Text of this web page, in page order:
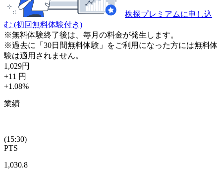
株探プレミアムに申し込
む (初回無料体験付き)
※無料体験終了後は、毎月の料金が発生します。
※過去に「30日間無料体験」をご利用になった方には無料体
験は適用されません。
1,029円
+11 円
+1.08%
業績
(15:30)
PTS
1,030.8